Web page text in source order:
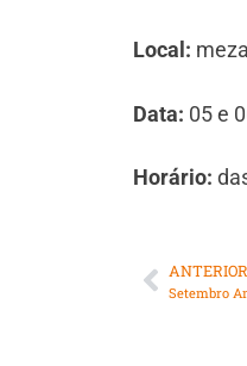
Local:
Data: 05 e
Horário:
ANTERIOR